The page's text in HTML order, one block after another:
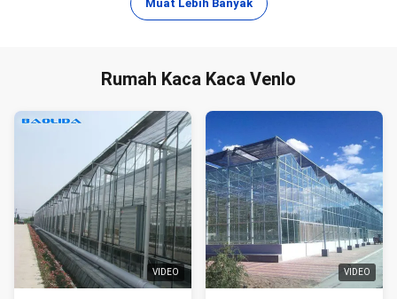
Muat Lebih Banyak
Rumah Kaca Kaca Venlo
VIDEO VIDEO